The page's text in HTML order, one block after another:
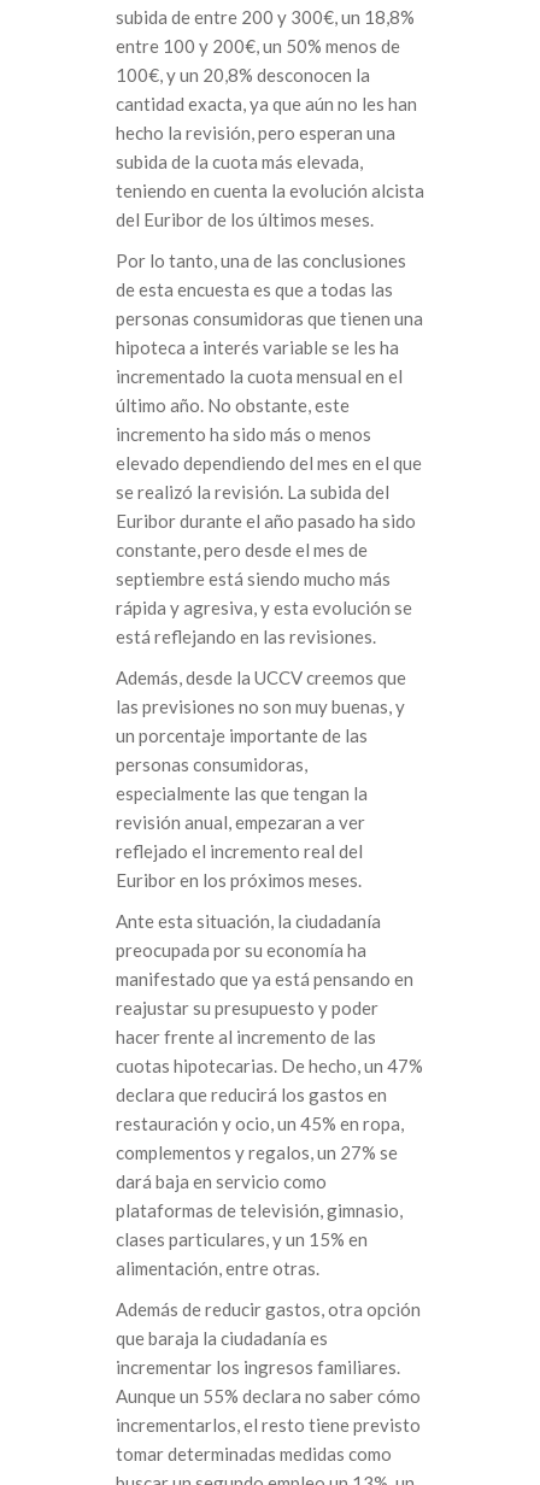
subida de entre 200 y 300€, un 18,8%
entre 100 y 200€, un 50% menos de
100€, y un 20,8% desconocen la
cantidad exacta, ya que aún no les han
hecho la revisión, pero esperan una
subida de la cuota más elevada,
teniendo en cuenta la evolución alcista
del Euribor de los últimos meses.
Por lo tanto, una de las conclusiones
de esta encuesta es que a todas las
personas consumidoras que tienen una
hipoteca a interés variable se les ha
incrementado la cuota mensual en el
último año. No obstante, este
incremento ha sido más o menos
elevado dependiendo del mes en el que
se realizó la revisión. La subida del
Euribor durante el año pasado ha sido
constante, pero desde el mes de
septiembre está siendo mucho más
rápida y agresiva, y esta evolución se
está reflejando en las revisiones.
Además, desde la UCCV creemos que
las previsiones no son muy buenas, y
un porcentaje importante de las
personas consumidoras,
especialmente las que tengan la
revisión anual, empezaran a ver
reflejado el incremento real del
Euribor en los próximos meses.
Ante esta situación, la ciudadanía
preocupada por su economía ha
manifestado que ya está pensando en
reajustar su presupuesto y poder
hacer frente al incremento de las
cuotas hipotecarias. De hecho, un 47%
declara que reducirá los gastos en
restauración y ocio, un 45% en ropa,
complementos y regalos, un 27% se
dará baja en servicio como
plataformas de televisión, gimnasio,
clases particulares, y un 15% en
alimentación, entre otras.
Además de reducir gastos, otra opción
que baraja la ciudadanía es
incrementar los ingresos familiares.
Aunque un 55% declara no saber cómo
incrementarlos, el resto tiene previsto
tomar determinadas medidas como